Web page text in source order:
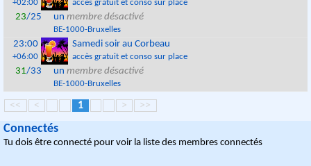
+02:00 accès gratuit et conso sur place
23/25 unmembre désactivé
BE-1000-Bruxelles
23:00
+06:00
Samedi soir au Corbeau
accès gratuit et conso sur place
31/33 unmembre désactivé
BE-1000-Bruxelles
<< < 1 > >>
Connectés
Tu dois être connecté pour voir la liste des membres connectés